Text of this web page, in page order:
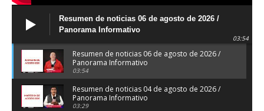
Resumen de noticias 06 de agosto de 2026 /
Panorama Informativo
03:54
Resumen de noticias 06 de agosto de 2026 /
Panorama Informativo
03:54
Resumen de noticias 04 de agosto de 2026 /
Panorama Informativo
03:29